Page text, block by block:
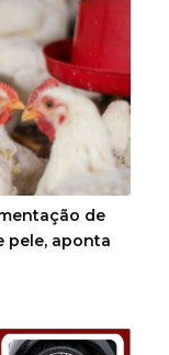
de
pele, aponta